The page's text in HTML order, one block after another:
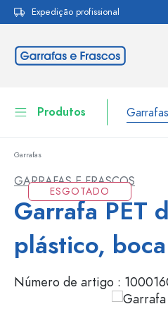
Saltar para a
Expedição profissional
Produtos Garrafas
Frascos
Louça de mesa
Embalagens cosméticas
Garrafas
GARRAFAS E FRASCOS
Garrafa PET
plástico,
Número de artigo :
ESGOTADO